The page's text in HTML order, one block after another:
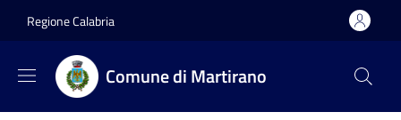
Regione Calabria
Comune di Martirano